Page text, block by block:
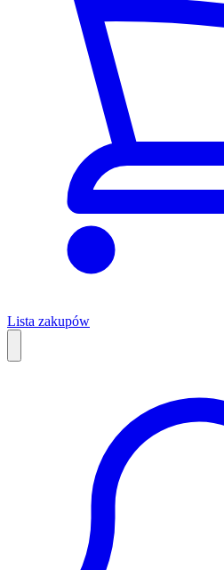
Lista zakupów